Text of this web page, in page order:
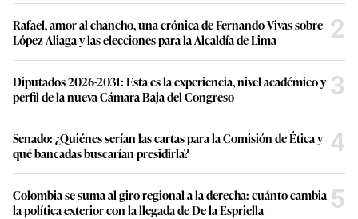
Rafael, amor al chancho, una crónica de Fernando Vivas sobre
López Aliaga y las elecciones para la Alcaldía de Lima
2
Diputados 2026-2031: Esta es la experiencia, nivel académico y
perfil de la nueva Cámara Baja del Congreso
3
Senado: ¿Quiénes serían las cartas para la Comisión de Ética y
qué bancadas buscarían presidirla?
4
Colombia se suma al giro regional a la derecha: cuánto cambia
la política exterior con la llegada de De la Espriella
5